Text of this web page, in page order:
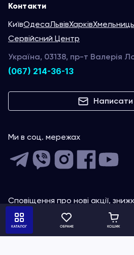
Контакти
КиївОдесаЛьвівХарків
Сервійсний Центр
Україна, 03138, пр-т Валерія
(067) 214-36-13
Ми в соц. мережах
Сповіщення про нові акції,